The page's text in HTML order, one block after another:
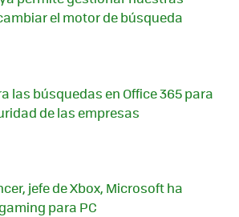
el motor de búsqueda
las búsquedas en Office 365 para
de las empresas
jefe de Xbox, Microsoft ha
para PC